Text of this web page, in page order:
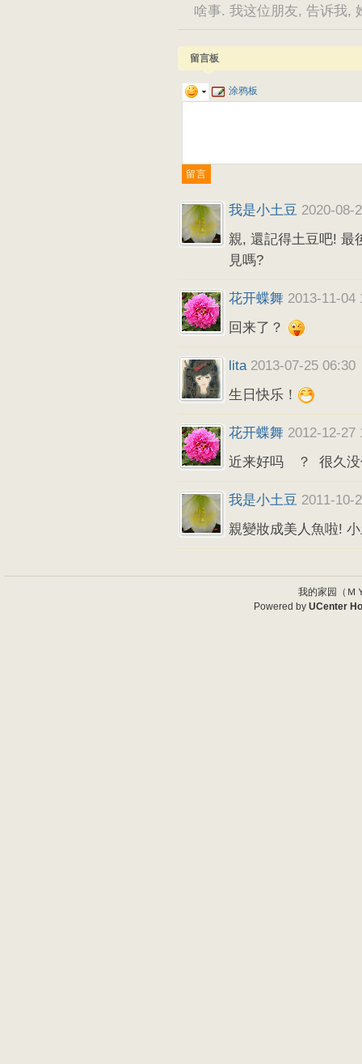
啥事. 我这位朋友, 告诉我,
留言板
涂鸦板
我是小土豆 2020-08-
親, 還記得土豆吧! 最
見嗎?
花开蝶舞 2013-11-04
回来了？
lita 2013-07-25 06:30
生日快乐！
花开蝶舞 2012-12-27
近来好吗 ？ 很久
我是小土豆 2011-10-
親變妝成美人魚啦!
我的家园（
Powered by UCenter